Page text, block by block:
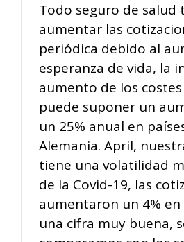
Todo seguro de salud
aumentar las
periódica debido al
esperanza de vida, la
aumento de los
puede suponer un
un 25% anual en
Alemania. April,
tiene una volatilidad
de la Covid-19, las
aumentaron un 4% en
una cifra muy buena,